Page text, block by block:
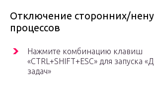
Отключение сторонних/
процессов
Нажмите комбинацию клавиш
«CTRL+SHIFT+ESC» для запуска
задач»